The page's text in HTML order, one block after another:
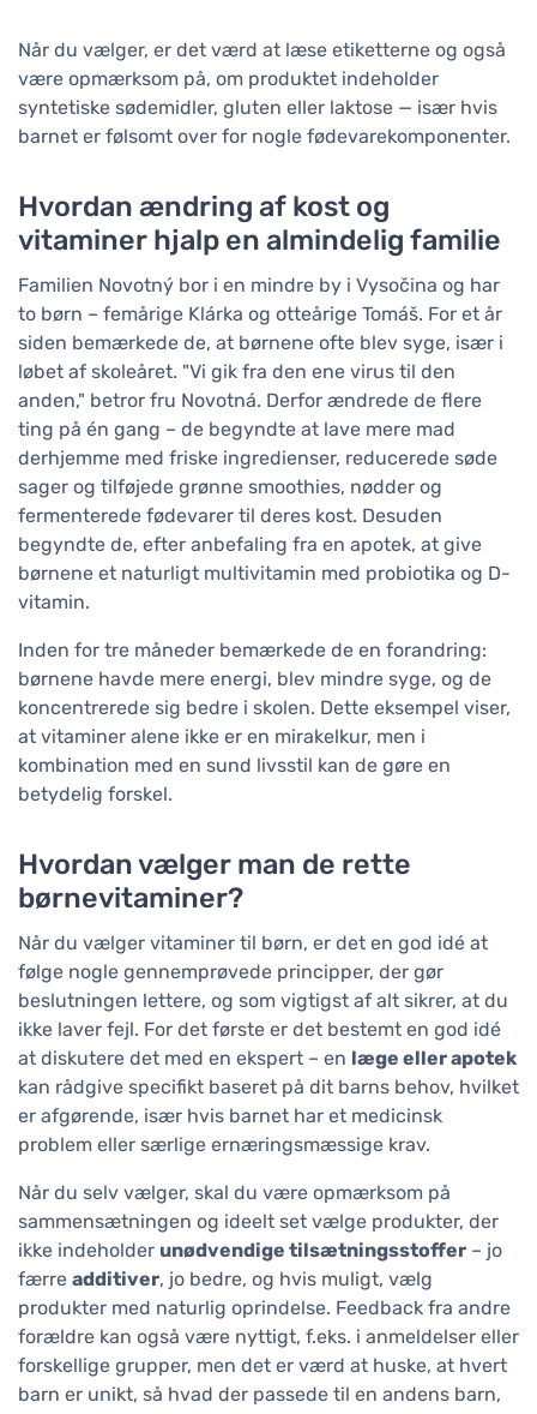
Når du vælger, er det værd at læse etiketterne og også
være opmærksom på, om produktet indeholder
syntetiske sødemidler, gluten eller laktose — især hvis
barnet er følsomt over for nogle fødevarekomponenter.
Hvordan ændring af kost og
vitaminer hjalp en almindelig familie
Familien Novotný bor i en mindre by i Vysočina og har
to børn – femårige Klárka og otteårige Tomáš. For et år
siden bemærkede de, at børnene ofte blev syge, især i
løbet af skoleåret. "Vi gik fra den ene virus til den
anden," betror fru Novotná. Derfor ændrede de flere
ting på én gang – de begyndte at lave mere mad
derhjemme med friske ingredienser, reducerede søde
sager og tilføjede grønne smoothies, nødder og
fermenterede fødevarer til deres kost. Desuden
begyndte de, efter anbefaling fra en apotek, at give
børnene et naturligt multivitamin med probiotika og D-
vitamin.
Inden for tre måneder bemærkede de en forandring:
børnene havde mere energi, blev mindre syge, og de
koncentrerede sig bedre i skolen. Dette eksempel viser,
at vitaminer alene ikke er en mirakelkur, men i
kombination med en sund livsstil kan de gøre en
betydelig forskel.
Hvordan vælger man de rette
børnevitaminer?
Når du vælger vitaminer til børn, er det en god idé at
følge nogle gennemprøvede principper, der gør
beslutningen lettere, og som vigtigst af alt sikrer, at du
ikke laver fejl. For det første er det bestemt en god idé
at diskutere det med en ekspert – en læge eller apotek
kan rådgive specifikt baseret på dit barns behov, hvilket
er afgørende, især hvis barnet har et medicinsk
problem eller særlige ernæringsmæssige krav.
Når du selv vælger, skal du være opmærksom på
sammensætningen og ideelt set vælge produkter, der
ikke indeholder unødvendige tilsætningsstoffer – jo
færre additiver, jo bedre, og hvis muligt, vælg
produkter med naturlig oprindelse. Feedback fra andre
forældre kan også være nyttigt, f.eks. i anmeldelser eller
forskellige grupper, men det er værd at huske, at hvert
barn er unikt, så hvad der passede til en andens barn,